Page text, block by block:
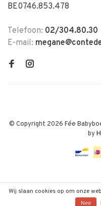
BE0746.853.478
Telefoon: 02/304.80.30
E-mail:
© Copyright 2026 Fée
by
Wij slaan cookies op om onze
Nee